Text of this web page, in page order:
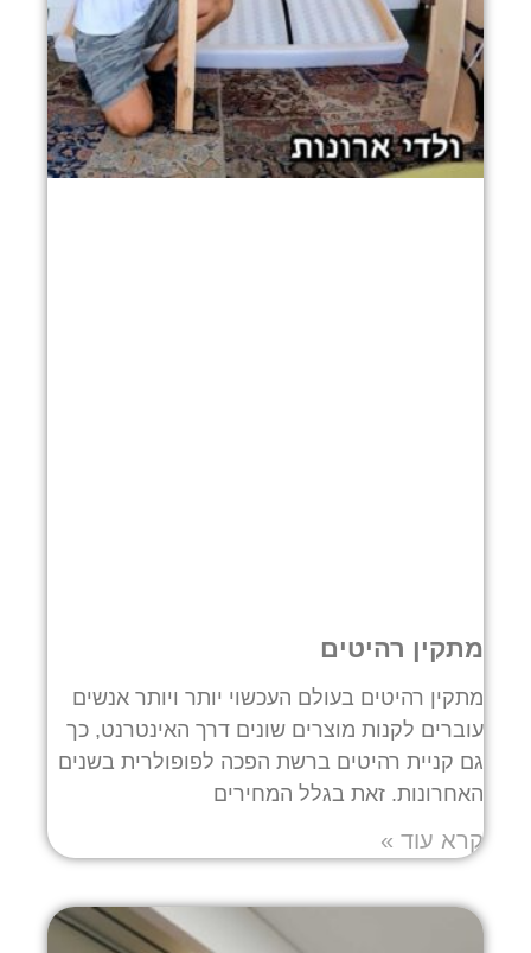
מתקין רהיטים
מתקין רהיטים בעולם העכשוי יותר ויותר אנשים
עוברים לקנות מוצרים שונים דרך האינטרנט, כך
גם קניית רהיטים ברשת הפכה לפופולרית בשנים
האחרונות. זאת בגלל המחירים
קרא עוד »